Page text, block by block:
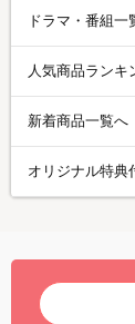
ドラマ・番組一
人気商品ランキ
新着商品一覧へ
オリジナル特典